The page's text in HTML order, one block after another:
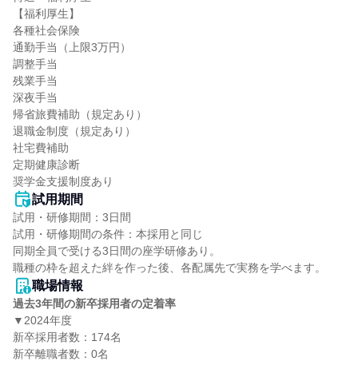
【福利厚生】
各種社会保険
通勤手当（上限3万円）
調整手当
残業手当
深夜手当
帰省旅費補助（規定あり）
退職金制度（規定あり）
社宅費補助
定期健康診断
奨学金支援制度あり
試用期間
試用・研修期間：3日間
試用・研修期間の条件：本採用と同じ
同期全員で受ける3日間の座学研修あり。
職場情報
過去3年間の新卒採用者の定着率
▼2024年度
新卒採用者数：174名
新卒離職者数：0名